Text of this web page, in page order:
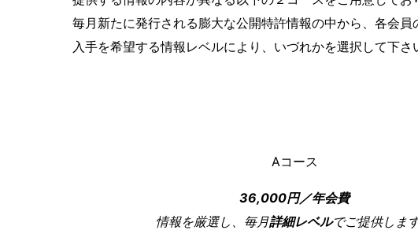
毎月新たに発行される膨大な公開特許情報の中から、各会
入手を希望する情報レベルにより、いづれかを選択して下さ
Aコース
36,000円／年会費
情報を厳選し、毎月詳細レベルでご提供します